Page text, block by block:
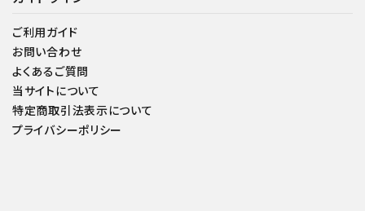
ご利用ガイド
お問い合わせ
よくあるご質問
当サイトについて
特定商取引法表示について
プライバシーポリシー